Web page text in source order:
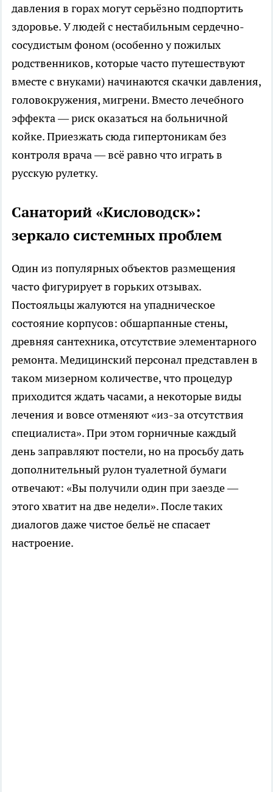
давления в горах могут серьёзно подпортить
здоровье. У людей с нестабильным сердечно-
сосудистым фоном (особенно у пожилых
родственников, которые часто путешествуют
вместе с внуками) начинаются скачки давления,
головокружения, мигрени. Вместо лечебного
эффекта — риск оказаться на больничной
койке. Приезжать сюда гипертоникам без
контроля врача — всё равно что играть в
русскую рулетку.
Санаторий «Кисловодск»:
зеркало системных проблем
Один из популярных объектов размещения
часто фигурирует в горьких отзывах.
Постояльцы жалуются на упадническое
состояние корпусов: обшарпанные стены,
древняя сантехника, отсутствие элементарного
ремонта. Медицинский персонал представлен в
таком мизерном количестве, что процедур
приходится ждать часами, а некоторые виды
лечения и вовсе отменяют «из-за отсутствия
специалиста». При этом горничные каждый
день заправляют постели, но на просьбу дать
дополнительный рулон туалетной бумаги
отвечают: «Вы получили один при заезде —
этого хватит на две недели». После таких
диалогов даже чистое бельё не спасает
настроение.